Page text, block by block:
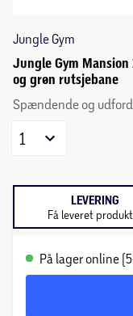
Jungle Gym
Jungle Gym
og grøn rutsjebane
Spændende og
1
LEVERING
Få leveret
På lager online